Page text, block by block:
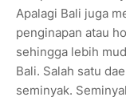
Apalagi Bali juga
penginapan atau
sehingga lebih
Bali. Salah satu
seminyak.